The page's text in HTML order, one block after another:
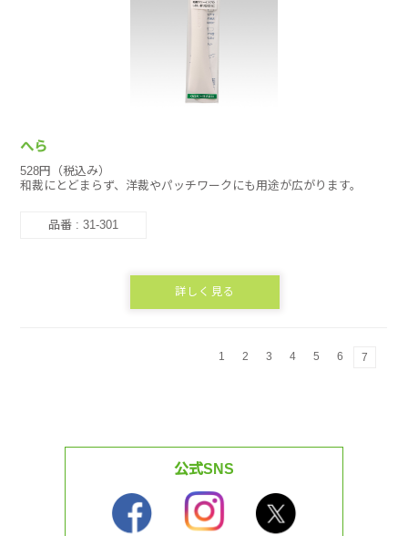
へら
528円（税込み）
和裁にとどまらず、洋裁やパッチワークにも用途が広がります。
品番 : 31-301
詳しく見る
1 2 3 4 5 6 7
公式SNS